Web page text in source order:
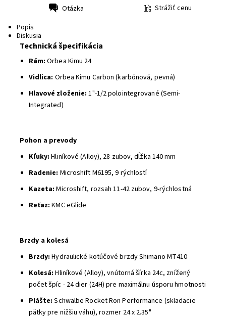
Otázka
Strážiť cenu
Popis
Diskusia
Technická špecifikácia
Rám: Orbea Kimu 24
Vidlica: Orbea Kimu Carbon (karbónová, pevná)
Hlavové zloženie: 1"-1/2 polointegrované (Semi-
Integrated)
Pohon a prevody
Kľuky: Hliníkové (Alloy), 28 zubov, dĺžka 140 mm
Radenie: Microshift M6195, 9 rýchlostí
Kazeta: Microshift, rozsah 11-42 zubov, 9-rýchlostná
Reťaz: KMC eGlide
Brzdy a kolesá
Brzdy: Hydraulické kotúčové brzdy Shimano MT410
Kolesá: Hliníkové (Alloy), vnútorná šírka 24c, znížený
počet špíc - 24 dier (24H) pre maximálnu úsporu hmotnosti
Plášte: Schwalbe Rocket Ron Performance (skladacie
pätky pre nižšiu váhu), rozmer 24 x 2.35"